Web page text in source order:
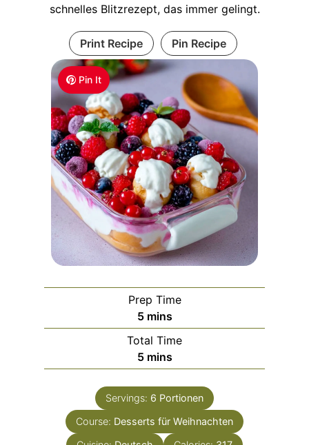
Pin It
schnelles Blitzrezept, das immer gelingt.
Print Recipe Pin Recipe
Prep Time
5m
i
n
u
e
mins
Total Time
5m
i
n
u
t
e
mins
Servings: 6 Portionen
Course: Desserts für Weihnachten